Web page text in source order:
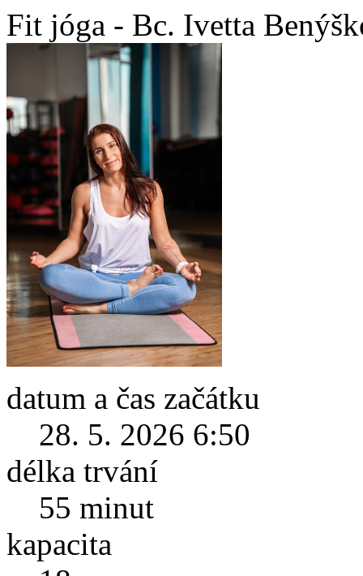
Fit jóga - Bc. Ivetta
datum a čas začátku
28. 5. 2026 6:50
délka trvání
55 minut
kapacita